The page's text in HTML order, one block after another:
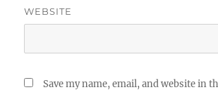
WEBSITE
Save my name, email, and website in